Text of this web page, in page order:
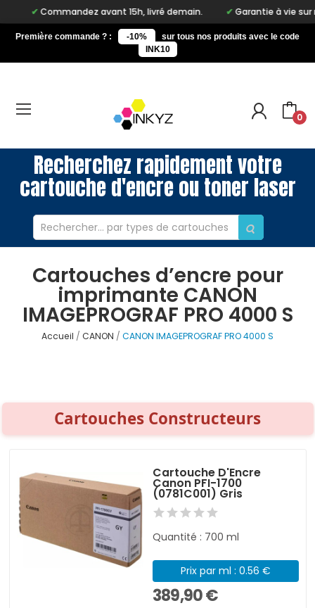
Commandez avant 15h, livré demain. Garantie à vie sur notre
Première commande ? : -10%
sur tous nos produits avec le code
INK10
0
Recherchez rapidement votre
cartouche d'encre ou toner laser
Cartouches d’encre pour
imprimante CANON
IMAGEPROGRAF PRO 4000 S
Accueil CANON CANON IMAGEPROGRAF PRO 4000 S
Cartouches Constructeurs
Cartouche D'Encre
Canon PFI-1700
(0781C001) Gris
Quantité : 700 ml
Prix par ml : 0.56 €
389,90 €